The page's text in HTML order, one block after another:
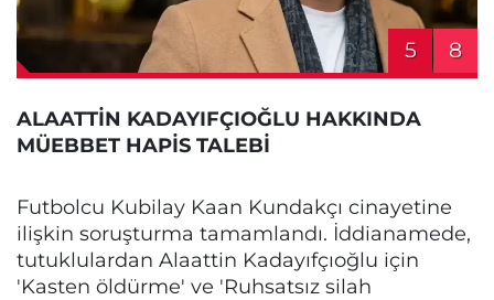
5 8
ALAATTİN KADAYIFÇIOĞLU HAKKINDA
MÜEBBET HAPİS TALEBİ
Futbolcu Kubilay Kaan Kundakçı cinayetine
ilişkin soruşturma tamamlandı. İddianamede,
tutuklulardan Alaattin Kadayıfçıoğlu için
'Kasten öldürme' ve 'Ruhsatsız silah